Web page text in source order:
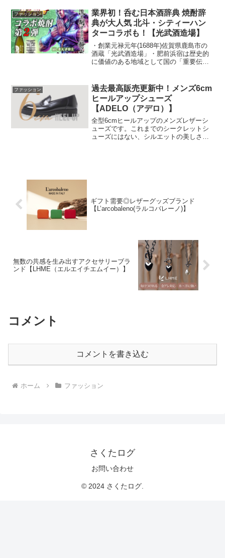
れ、それ以降縁起の良い日、お金に関す
る日を開運日と定めその日を中心に販促
を強めてまいりました。
ファッション
業界初！呑む日本酒辞典 焼酎辞
典が大人気 北斗・シティーハン
ターコラボも！【光武酒造場】
・創業元禄元年(1688年)佐賀県鹿島市の
酒蔵「光武酒造場」・肥前浜宿は歴史的
に価値のある地域として国の「重要伝統
「外国人に喜ばれるお土産ランキング」
でも佐賀の日本酒が選ばれました。・
「伝統の中からの革新」を合言葉に、昔
からの酒造りの伝統は守りながら、常に
新しいことにも挑戦していきます。「北
斗の拳」とのコラボなどユニークな商品
の取り組みでも知られ、「デビルマン」
や「キューティーハニー」焼酎ファンだ
的にも注目され始めている「クラフトジ
ン」のジャンルに初めて挑戦し
「JapaneseGIN赤鳥居」を発売。佐賀県
ファッション
過去最高販売更新中！メンズ6cm
ヒールアップシューズ
【ADELO（アデロ）】
全型6cmヒールアップのメンズレザーシ
ューズです。これまでのシークレットシ
ューズにはない、シルエットの美しさ
ーズはありましたが、コンプレックスを
解消するものというよりも、ADELOを履
ギフト需要◎レザーグッズブランド
【L’arcobaleno(ラルコバレーノ)】
無数の共感を生み出すアクセサリーブラ
ンド【LHME（エルエイチエムイー）】
コメント
コメントを書き込む
ホーム ファッション
さくたログ
お問い合わせ
© 2024 さくたログ.